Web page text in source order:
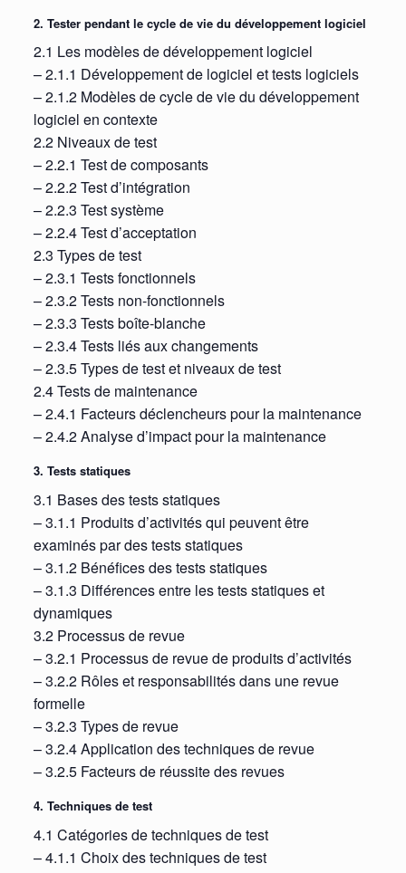
2. Tester pendant le cycle de vie du développement logiciel
2.1 Les modèles de développement logiciel
– 2.1.1 Développement de logiciel et tests logiciels
– 2.1.2 Modèles de cycle de vie du développement
logiciel en contexte
2.2 Niveaux de test
– 2.2.1 Test de composants
– 2.2.2 Test d’intégration
– 2.2.3 Test système
– 2.2.4 Test d’acceptation
2.3 Types de test
– 2.3.1 Tests fonctionnels
– 2.3.2 Tests non-fonctionnels
– 2.3.3 Tests boîte-blanche
– 2.3.4 Tests liés aux changements
– 2.3.5 Types de test et niveaux de test
2.4 Tests de maintenance
– 2.4.1 Facteurs déclencheurs pour la maintenance
– 2.4.2 Analyse d’impact pour la maintenance
3. Tests statiques
3.1 Bases des tests statiques
– 3.1.1 Produits d’activités qui peuvent être
examinés par des tests statiques
– 3.1.2 Bénéfices des tests statiques
– 3.1.3 Différences entre les tests statiques et
dynamiques
3.2 Processus de revue
– 3.2.1 Processus de revue de produits d’activités
– 3.2.2 Rôles et responsabilités dans une revue
formelle
– 3.2.3 Types de revue
– 3.2.4 Application des techniques de revue
– 3.2.5 Facteurs de réussite des revues
4. Techniques de test
4.1 Catégories de techniques de test
– 4.1.1 Choix des techniques de test